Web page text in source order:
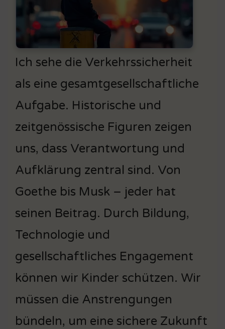
Ich sehe die Verkehrssicherheit
als eine gesamtgesellschaftliche
Aufgabe. Historische und
zeitgenössische Figuren zeigen
uns, dass Verantwortung und
Aufklärung zentral sind. Von
Goethe bis Musk – jeder hat
seinen Beitrag. Durch Bildung,
Technologie und
gesellschaftliches Engagement
können wir Kinder schützen. Wir
müssen die Anstrengungen
bündeln, um eine sichere Zukunft